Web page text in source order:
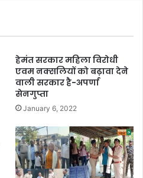
हेमंत सरकार महिला विरोधी
एवम नक्सलियों को बढ़ावा देने
वाली सरकार है-अपर्णा
सेनगुप्ता
January 6, 2022